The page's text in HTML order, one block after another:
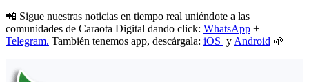
📲 Sigue nuestras noticias en tiempo real uniéndote a las
comunidades de Caraota Digital dando click: WhatsApp +
Telegram. También tenemos app, descárgala: iOS y Android 🌱